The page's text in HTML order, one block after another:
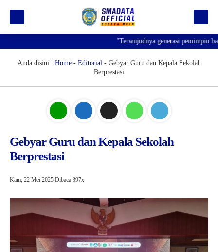
Profil
"Terwujudnya generasi pemimpin
Anda disini : Home- Editorial- Gebyar Guru dan Kepala Sekolah
Berprestasi
Gebyar Guru dan Kepala Sekolah
Berprestasi
Kam, 22 Mei 2025 Dibaca 397x